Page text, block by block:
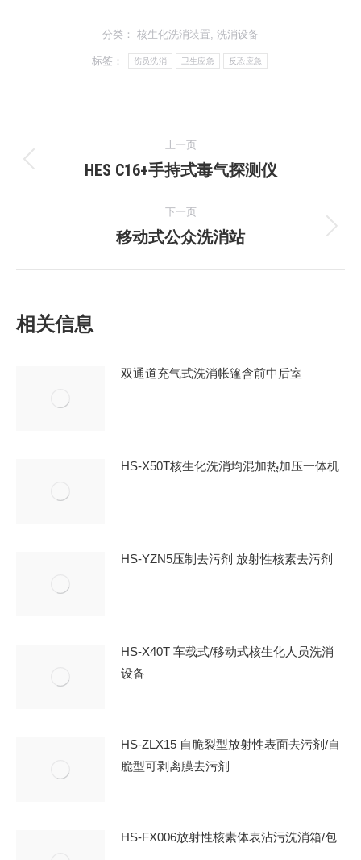
分类： 核生化洗消装置 洗消设备
标签： 伤员洗消 卫生应急 反恐应急
章
上一页
上
文
章：
HES C16+手持式毒气探测仪
下一页
下
移动式公众洗消站
相关信息
双通道充气式洗消帐篷含前中后室
HS-X50T核生化洗消均混加热加压一体机
HS-YZN5压制去污剂 放射性核素去污剂
HS-X40T 车载式/移动式核生化人员洗消
设备
HS-ZLX15 自脆裂型放射性表面去污剂/自
脆型可剥离膜去污剂
HS-FX006放射性核素体表沾污洗消箱/包